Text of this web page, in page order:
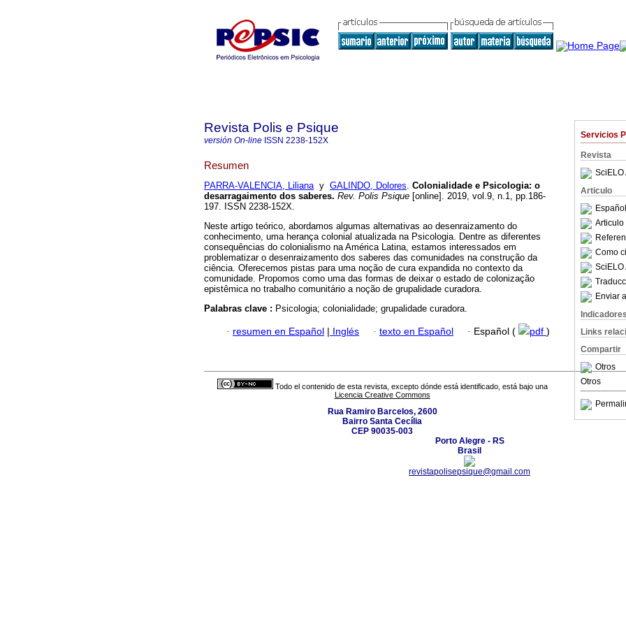
Servicios
Revista
SciELO
Articulo
Articulo
Como
SciELO
Enviar
Indicadores
Links
Compartir
Otros
Otros
Revista Polis e Psique
versión On-line ISSN 2238-152X
Resumen
PARRA-VALENCIA, Lilianay GALINDO, Dolores. Colonialidade e Psicologia: o
desarragaimento dos saberes. Rev. Polis Psique [online]. 2019, vol.9, n.1, pp.186-
197. ISSN 2238-152X.
Neste artigo teórico, abordamos algumas alternativas ao desenraizamento do
conhecimento, uma herança colonial atualizada na Psicologia. Dentre as diferentes
consequências do colonialismo na América Latina, estamos interessados em
problematizar o desenraizamento dos saberes das comunidades na construção da
ciência. Oferecemos pistas para uma noção de cura expandida no contexto da
comunidade. Propomos como uma das formas de deixar o estado de colonização
epistêmica no trabalho comunitário a noção de grupalidade curadora.
Palabras clave : Psicologia; colonialidade; grupalidade curadora.
· resumen en Español | Inglés · texto en Español · Español ( pdf )
Todo el contenido de esta revista, excepto dónde está identificado, está bajo una
Licencia Creative Commons
Rua Ramiro Barcelos, 2600
Bairro Santa Cecília
CEP 90035-003
Porto Alegre - RS
Brasil
revistapolisepsique@gmail.com